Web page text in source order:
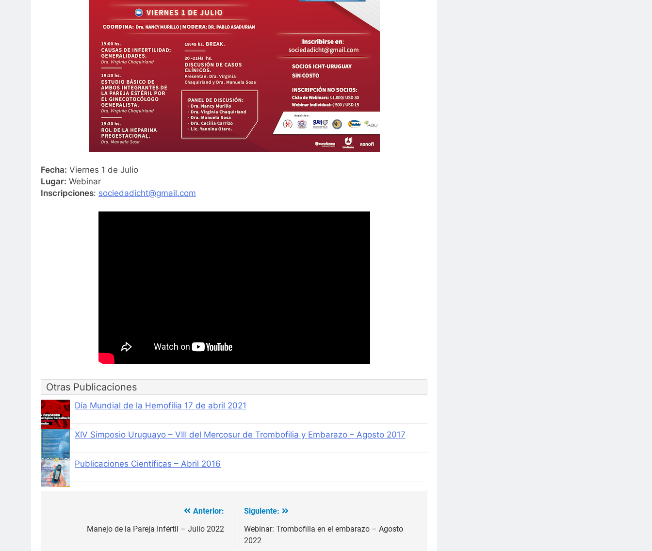
Fecha: Viernes 1 de Julio
Lugar: Webinar
Inscripciones: sociedadicht@gmail.com
Otras Publicaciones
Día Mundial de la Hemofilia 17 de abril 2021
XIV Simposio Uruguayo – VIII del Mercosur de Trombofilia y Embarazo – Agosto 2017
Publicaciones Científicas – Abril 2016
Anterior:
Manejo de la Pareja Infértil – Julio 2022
Siguiente:
Webinar: Trombofilia en el embarazo – Agosto
2022